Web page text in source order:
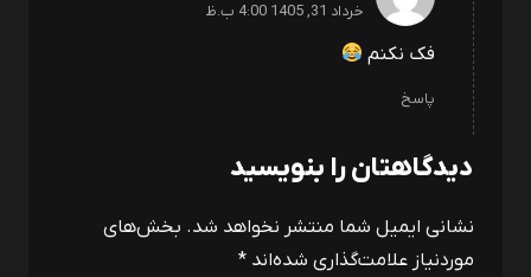
خرداد 31, 1405 4:00 ب.ظ
فک نکنم
پاسخ
دیدگاهتان را بنویسید
نشانی ایمیل شما منتشر نخواهد شد. بخش‌های
موردنیاز علامت‌گذاری شده‌اند *